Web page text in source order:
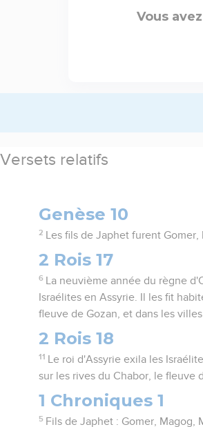
Vous
Versets relatifs
Genèse 10
2 Les fils de Japhet furent
2 Rois 17
6
La neuvième année du règne
Israélites en Assyrie. Il les fit
fleuve de Gozan, et dans les villes
2 Rois 18
11
Le roi d'Assyrie exila les
sur les rives du Chabor, le fleuve
1 Chroniques 1
5 Fils de Japhet : Gomer, Magog,